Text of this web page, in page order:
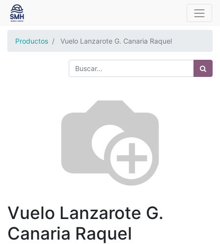
Productos Vuelo Lanzarote G. Canaria Raquel
Vuelo Lanzarote G.
Canaria Raquel